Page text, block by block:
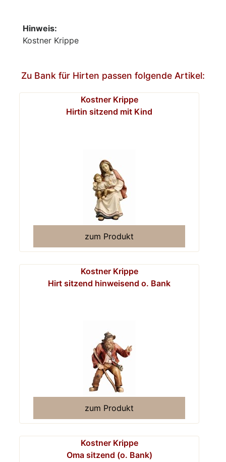
Hinweis:
Kostner Krippe
Zu Bank für Hirten passen folgende Artikel:
Kostner Krippe
Hirtin sitzend mit Kind
zum Produkt
Kostner Krippe
Hirt sitzend hinweisend o. Bank
zum Produkt
Kostner Krippe
Oma sitzend (o. Bank)